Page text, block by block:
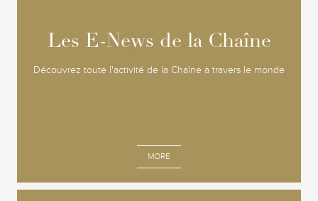
Les E-News de la Chaîne
Découvrez toute l'activité de la Chaîne à travers le monde
MORE
Les E-News de la Chaîne